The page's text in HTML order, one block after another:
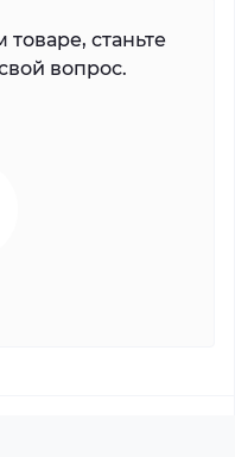
станьте
вопрос.